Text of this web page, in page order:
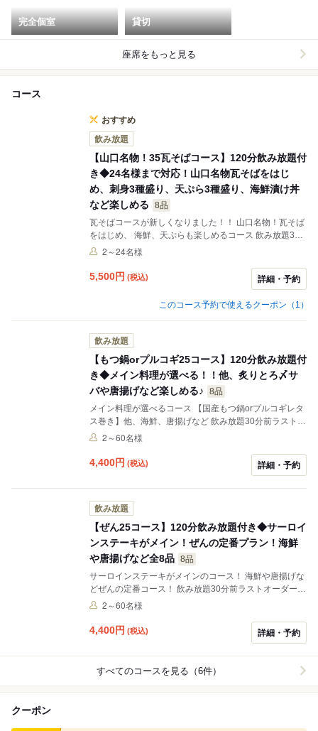
完全個室 貸切
座席をもっと見る
コース
おすすめ
飲み放題
【山口名物！35瓦そばコース】120分飲み放題付
き◆24名様まで対応！山口名物瓦そばをはじ
め、刺身3種盛り、天ぷら3種盛り、海鮮漬け丼
など楽しめる
8品
瓦そばコースが新しくなりました！！ 山口名物！瓦そば
をはじめ、 海鮮、天ぷらも楽しめるコース 飲み放題30
分前ラストオーダーとなります。
2～24名様
5,500円 (税込) 詳細・予約
このコース予約で使えるクーポン（1）
飲み放題
【もつ鍋orプルコギ25コース】120分飲み放題付
き◆メイン料理が選べる！！他、炙りとろ〆サ
バや唐揚げなど楽しめる♪
8品
メイン料理が選べるコース 【国産もつ鍋orプルコギレタ
ス巻き】他、海鮮、唐揚げなど 飲み放題30分前ラストオ
ーダーとなります。
2～60名様
4,400円 (税込) 詳細・予約
飲み放題
【ぜん25コース】120分飲み放題付き◆サーロイ
ンステーキがメイン！ぜんの定番プラン！海鮮
や唐揚げなど全8品 8品
サーロインステーキがメインのコース！ 海鮮や唐揚げな
どぜんの定番コース！ 飲み放題30分前ラストオーダーと
なります。
2～60名様
4,400円 (税込) 詳細・予約
すべてのコースを見る（6件）
クーポン